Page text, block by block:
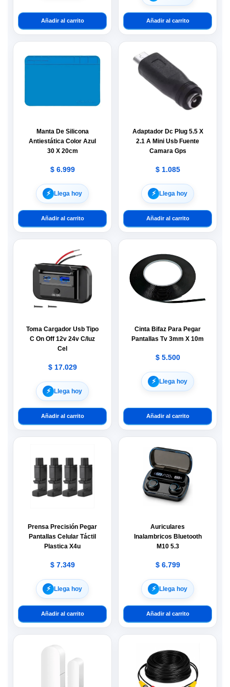
Añadir al carrito Añadir al carrito
Manta De Silicona
Antiestática Color Azul
30 X 20cm
$6.999
⚡︎ Llega hoy
Añadir al carrito
Adaptador Dc Plug 5.5 X
2.1 A Mini Usb Fuente
Camara Gps
$1.085
⚡︎ Llega hoy
Añadir al carrito
Toma Cargador Usb Tipo
C On Off 12v 24v C/luz
Cel
$17.029
⚡︎ Llega hoy
Añadir al carrito
Cinta Bifaz Para Pegar
Pantallas Tv 3mm X 10m
$5.500
⚡︎ Llega hoy
Añadir al carrito
Prensa Precisión Pegar
Pantallas Celular Táctil
Plastica X4u
$7.349
⚡︎ Llega hoy
Añadir al carrito
Auriculares
Inalambricos Bluetooth
M10 5.3
$6.799
⚡︎ Llega hoy
Añadir al carrito